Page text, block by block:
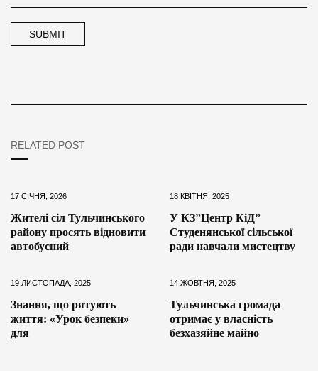
RELATED POST
17 СІЧНЯ, 2026
Жителі сіл Тульчинського
району просять відновити
автобусний
18 КВІТНЯ, 2025
У КЗ”Центр КіД”
Студенянської сільської
ради навчали мистецтву
19 ЛИСТОПАДА, 2025
Знання, що рятують
життя: «Урок безпеки»
для
14 ЖОВТНЯ, 2025
Тульчинська громада
отримає у власність
безхазяйне майно